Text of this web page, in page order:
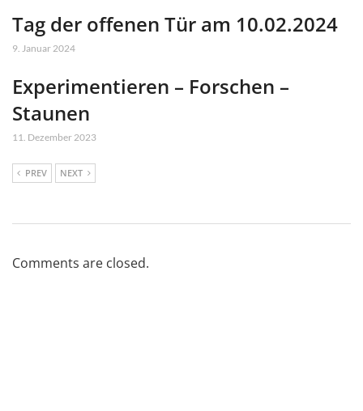
Tag der offenen Tür am 10.02.2024
9. Januar 2024
Experimentieren – Forschen –
Staunen
11. Dezember 2023
PREV NEXT
Comments are closed.